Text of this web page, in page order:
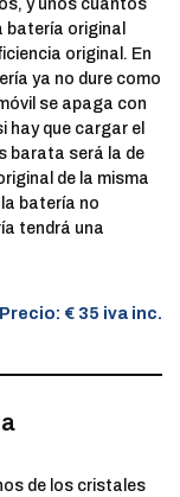
y unos cuantos
batería original
original. En
ya no dure como
se apaga con
hay que cargar el
barata será la de
de la misma
batería no
tendrá una
Precio: € 35 iva inc.
de los cristales